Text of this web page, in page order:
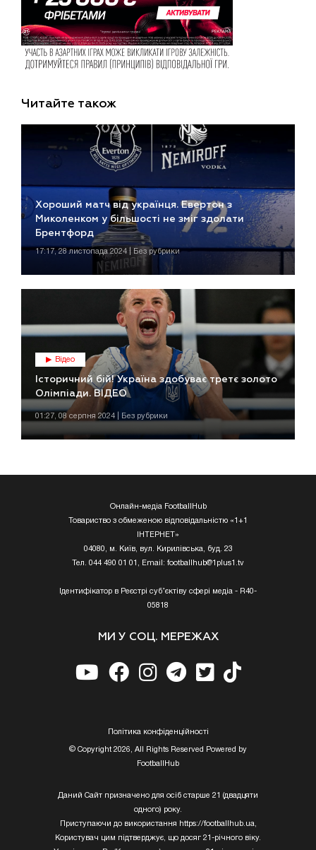
Читайте також
Хороший матч від українця. Евертон з
Миколенком у більшості не зміг здолати
Брентфорд
17:17, 28 листопада 2024 | Без рубрики
Відео
Історичний бій! Україна здобуває третє золото
Олімпіади. ВІДЕО
01:27, 08 серпня 2024 | Без рубрики
Онлайн-медіа FootballHub
Товариство з обмеженою відповідальністю «1+1
ІНТЕРНЕТ»
04080, м. Київ, вул. Кирилівська, буд. 23
Тел. 044 490 01 01, Email: footballhub@1plus1.tv
Ідентифікатор в Реєстрі суб’єктіву сфері медіа - R40-
05818
МИ У СОЦ. МЕРЕЖАХ
Полiтика конфiденцiйностi
© Copyright 2026, All Rights Reserved Powered by
FootballHub
Даний Сайт призначено для осіб старше 21 (двадцяти
одного) року.
Приступаючи до використання https://footballhub.ua,
Користувач цим підтверджує, що досяг 21-річного віку.